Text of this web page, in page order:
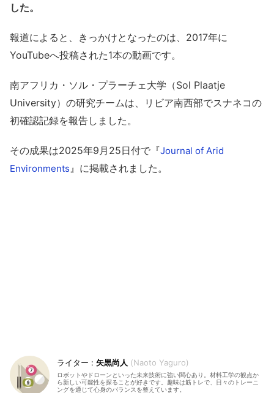
した。
報道によると、きっかけとなったのは、2017年に
YouTubeへ投稿された1本の動画です。
南アフリカ・ソル・プラーチェ大学（Sol Plaatje
University）の研究チームは、リビア南西部でスナネコの
初確認記録を報告しました。
その成果は2025年9月25日付で『Journal of Arid
Environments 』に掲載されました。
矢黒尚人 Naoto Yaguro
ロボットやドローンといった未来技術に強い関心あり。材料工学の観点か
ら新しい可能性を探ることが好きです。趣味は筋トレで、日々のトレーニ
ングを通じて心身のバランスを整えています。